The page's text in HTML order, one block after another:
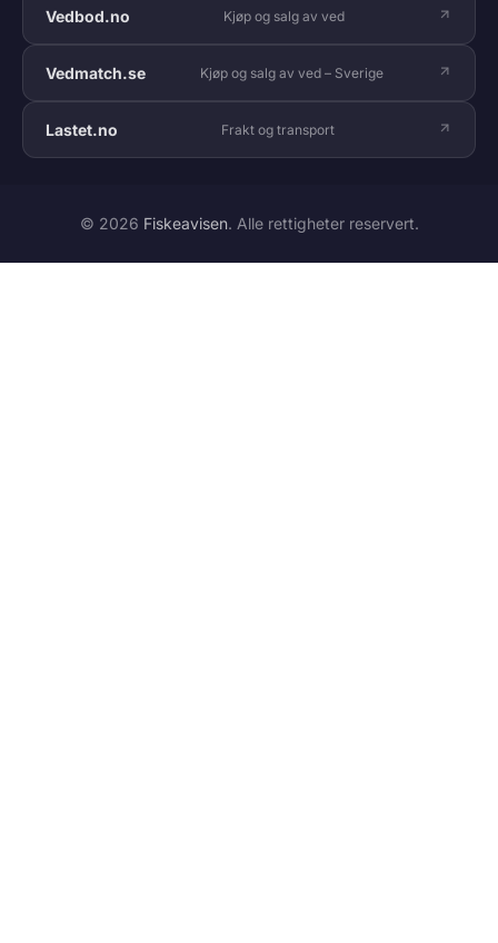
Vedbod.no Kjøp og salg av ved
Vedmatch.se Kjøp og salg av ved – Sverige
Lastet.no Frakt og transport
© 2026 Fiskeavisen. Alle rettigheter reservert.